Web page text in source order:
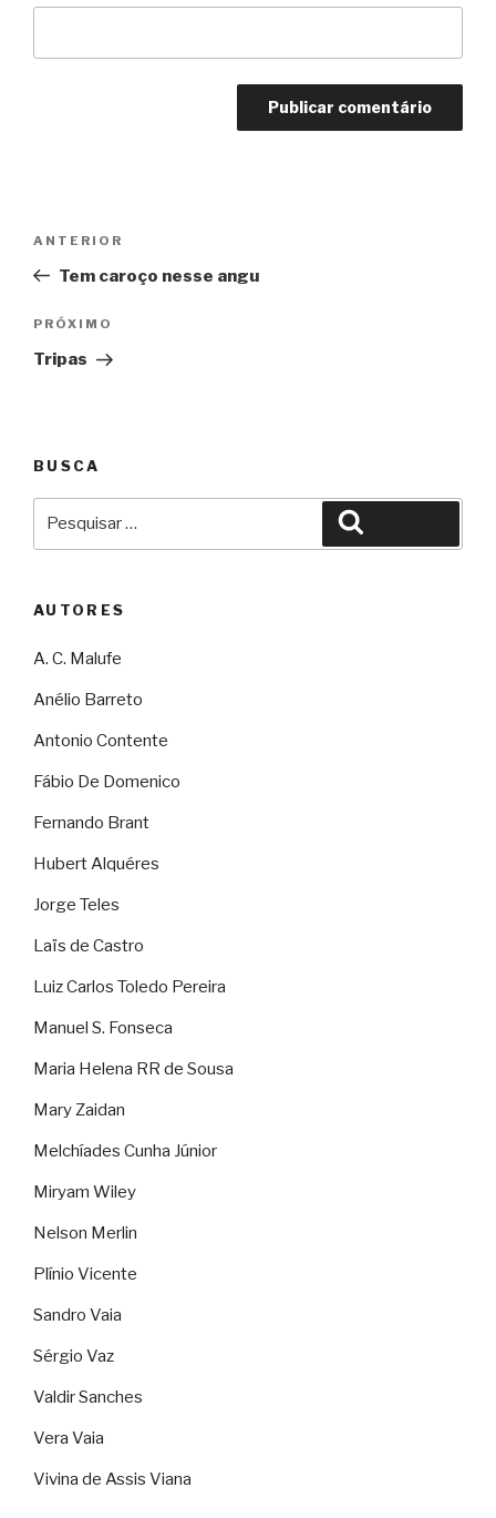
Post
Anterior
ANTERIOR
Tem caroço nesse angu
Próximo
PRÓXIMO
Tripas
BUSCA
AUTORES
A. C. Malufe
Anélio Barreto
Antonio Contente
Fábio De Domenico
Fernando Brant
Hubert Alquéres
Jorge Teles
Laïs de Castro
Luiz Carlos Toledo Pereira
Manuel S. Fonseca
Maria Helena RR de Sousa
Mary Zaidan
Melchíades Cunha Júnior
Miryam Wiley
Nelson Merlin
Plínio Vicente
Sandro Vaia
Sérgio Vaz
Valdir Sanches
Vera Vaia
Vivina de Assis Viana